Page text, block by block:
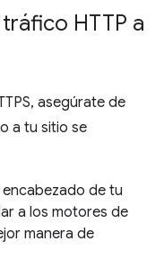
HTTP a
asegúrate de
a tu sitio se
encabezado de tu
a los motores de
manera de